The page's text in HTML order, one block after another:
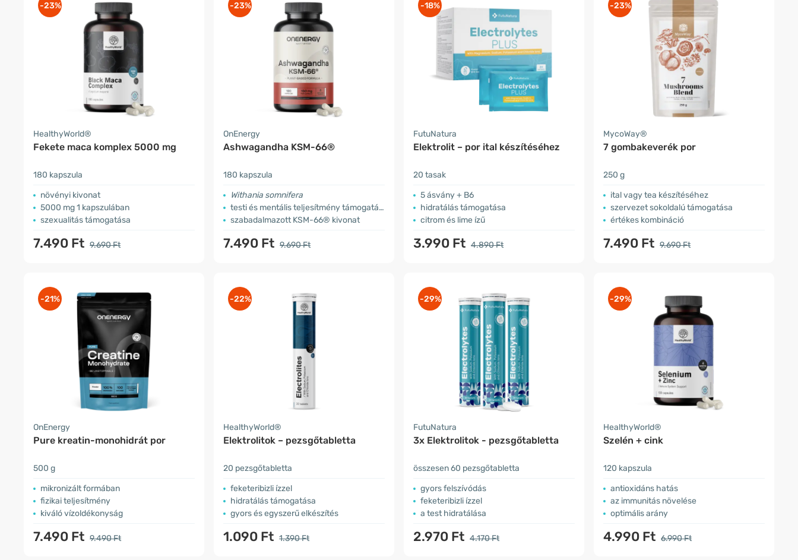
-23%
HealthyWorld®
Fekete maca komplex 5000 mg
180 kapszula
növényi kivonat
5000 mg 1 kapszulában
szexualitás támogatása
7.490 Ft 9.690 Ft
-23%
OnEnergy
Ashwagandha KSM-66®
180 kapszula
Withania somnifera
testi és mentális teljesítmény támogatása
szabadalmazott KSM-66® kivonat
7.490 Ft 9.690 Ft
-18%
FutuNatura
Elektrolit – por ital készítéséhez
20 tasak
5 ásvány + B6
hidratálás támogatása
citrom és lime ízű
3.990 Ft 4.890 Ft
-23%
MycoWay®
7 gombakeverék por
250 g
ital vagy tea készítéséhez
szervezet sokoldalú támogatása
értékes kombináció
7.490 Ft 9.690 Ft
-21%
OnEnergy
Pure kreatin-monohidrát por
500 g
mikronizált formában
fizikai teljesítmény
kiváló vízoldékonyság
7.490 Ft 9.490 Ft
-22%
HealthyWorld®
Elektrolitok – pezsgőtabletta
20 pezsgőtabletta
feketeribizli ízzel
hidratálás támogatása
gyors és egyszerű elkészítés
1.090 Ft 1.390 Ft
-29%
FutuNatura
3x Elektrolitok - pezsgőtabletta
összesen 60 pezsgőtabletta
gyors felszívódás
feketeribizli ízzel
a test hidratálása
2.970 Ft 4.170 Ft
-29%
HealthyWorld®
Szelén + cink
120 kapszula
antioxidáns hatás
az immunitás növelése
optimális arány
4.990 Ft 6.990 Ft